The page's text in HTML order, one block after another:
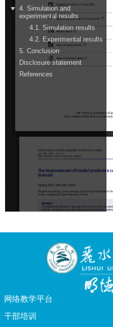
网络教学平台
干部培训